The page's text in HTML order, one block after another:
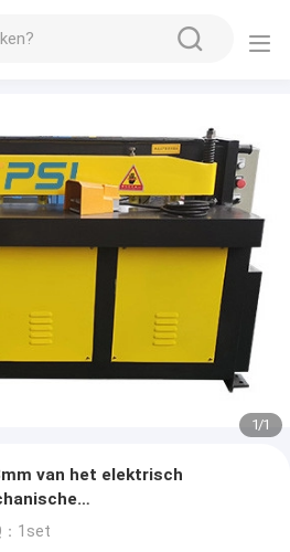
1/1
van het elektrisch
Dunne Plaat snijden
：1set